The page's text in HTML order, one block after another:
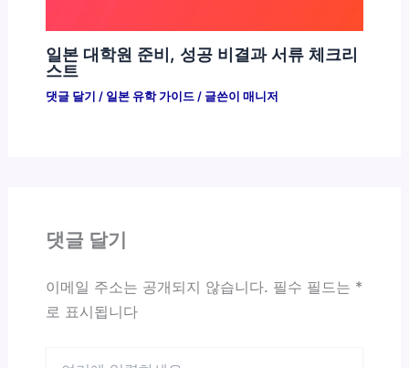
일본 대학원 준비, 성공 비결과 서류 체크리
스트
댓글 달기 / 일본 유학 가이드/ 글쓴이 매니저
댓글 달기
이메일 주소는 공개되지 않습니다. 필수 필드는 *
로 표시됩니다